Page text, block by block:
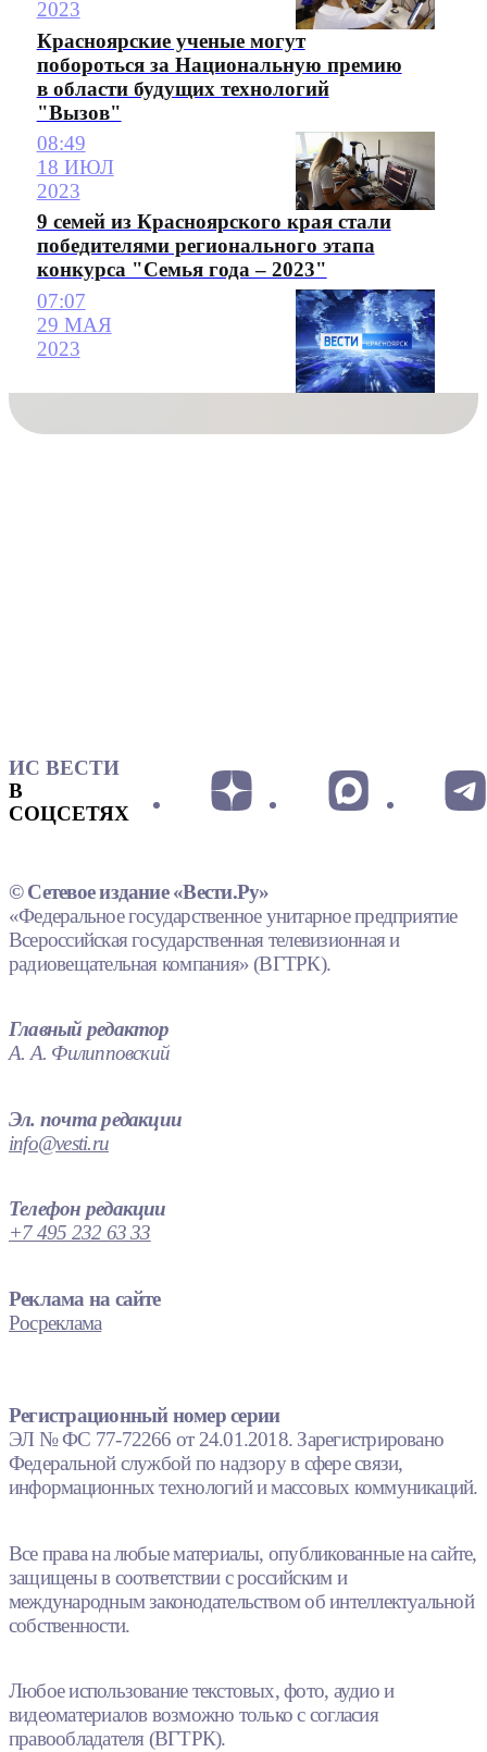
2023
Красноярские ученые могут
побороться за Национальную премию
в области будущих технологий
"Вызов"
08:49
18 ИЮЛ
2023
9 семей из Красноярского края стали
победителями регионального этапа
конкурса "Семья года – 2023"
07:07
29 МАЯ
2023
ИС ВЕСТИ
В
СОЦСЕТЯХ
© Сетевое издание «Вести.Ру»
«Федеральное государственное унитарное предприятие
Всероссийская государственная телевизионная и
радиовещательная компания» (ВГТРК).
Главный редактор
А. А. Филипповский
Эл. почта редакции
info@vesti.ru
Телефон редакции
+7 495 232 63 33
Реклама на сайте
Росреклама
Регистрационный номер серии
ЭЛ № ФС 77-72266 от 24.01.2018. Зарегистрировано
Федеральной службой по надзору в сфере связи,
информационных технологий и массовых коммуникаций.
Все права на любые материалы, опубликованные на сайте,
защищены в соответствии с российским и
международным законодательством об интеллектуальной
собственности.
Любое использование текстовых, фото, аудио и
видеоматериалов возможно только с согласия
правообладателя (ВГТРК).